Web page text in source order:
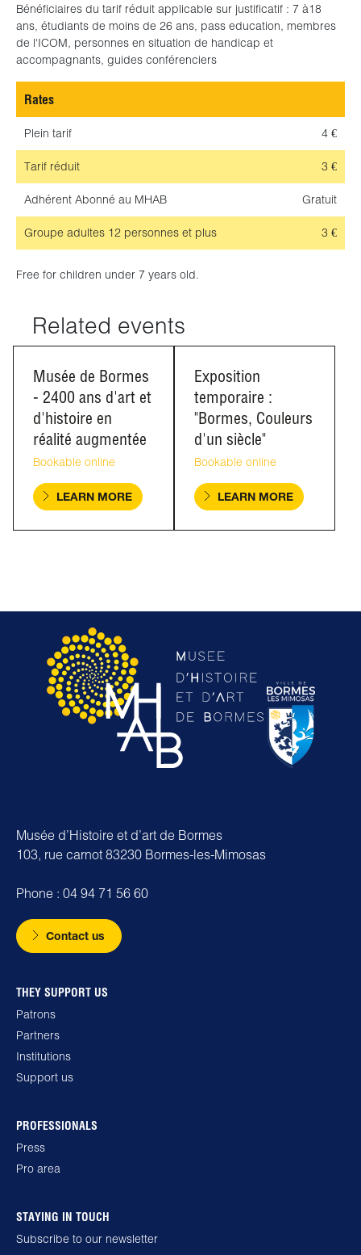
Bénéficiaires du tarif réduit applicable sur justificatif : 7 à18
ans, étudiants de moins de 26 ans, pass education, membres
de l'ICOM, personnes en situation de handicap et
accompagnants, guides conférenciers
Rates
Plein tarif 4 €
Tarif réduit 3 €
Adhérent Abonné au MHAB Gratuit
Groupe adultes 12 personnes et plus 3 €
Free for children under 7 years old.
Related events
Musée de Bormes
- 2400 ans d'art et
d'histoire en
réalité augmentée
Bookable online
LEARN MORE
Exposition
temporaire :
"Bormes, Couleurs
d'un siècle"
Bookable online
LEARN MORE
Musée d’Histoire et d’art de Bormes
103, rue carnot 83230 Bormes-les-Mimosas
Phone : 04 94 71 56 60
Contact us
THEY SUPPORT US
Patrons
Partners
Institutions
Support us
PROFESSIONALS
Press
Pro area
STAYING IN TOUCH
Subscribe to our newsletter